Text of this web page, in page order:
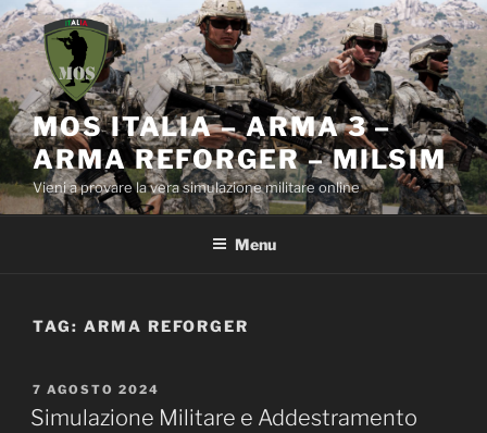
Salta
al
contenuto
MOS ITALIA – ARMA 3 –
ARMA REFORGER – MILSIM
Vieni a provare la vera simulazione militare online
Menu
TAG: ARMA REFORGER
PUBBLICATO
IL
7 AGOSTO 2024
Simulazione Militare e Addestramento